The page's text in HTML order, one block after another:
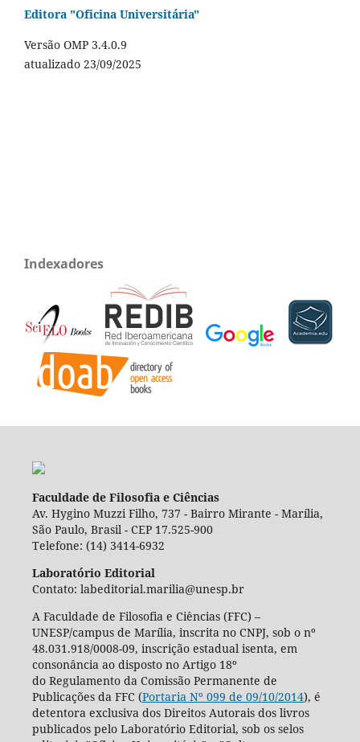
Editora "Oficina Universitária"
Versão OMP 3.4.0.9
atualizado 23/09/2025
Indexadores
Faculdade de Filosofia e Ciências
Av. Hygino Muzzi Filho, 737 - Bairro Mirante - Marília,
São Paulo, Brasil - CEP 17.525-900
Telefone: (14) 3414-6932
Laboratório Editorial
Contato: labeditorial.marilia@unesp.br
A Faculdade de Filosofia e Ciências (FFC) –
UNESP/campus de Marília, inscrita no CNPJ, sob o nº
48.031.918/0008-09, inscrição estadual isenta, em
consonância ao disposto no Artigo 18º
do Regulamento da Comissão Permanente de
Publicações da FFC (Portaria Nº 099 de 09/10/2014), é
detentora exclusiva dos Direitos Autorais dos livros
publicados pelo Laboratório Editorial, sob os selos